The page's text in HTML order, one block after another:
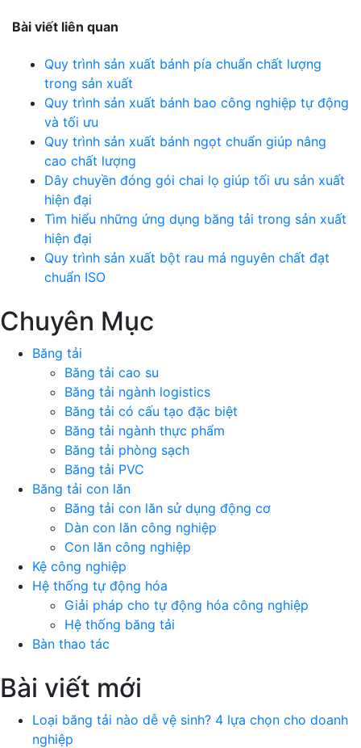
Bài viết liên quan
Quy trình sản xuất bánh pía chuẩn chất lượng
trong sản xuất
Quy trình sản xuất bánh bao công nghiệp tự động
và tối ưu
Quy trình sản xuất bánh ngọt chuẩn giúp nâng
cao chất lượng
Dây chuyền đóng gói chai lọ giúp tối ưu sản xuất
hiện đại
Tìm hiểu những ứng dụng băng tải trong sản xuất
hiện đại
Quy trình sản xuất bột rau má nguyên chất đạt
chuẩn ISO
Chuyên Mục
Băng tải
Băng tải cao su
Băng tải ngành logistics
Băng tải có cấu tạo đặc biệt
Băng tải ngành thực phẩm
Băng tải phòng sạch
Băng tải PVC
Băng tải con lăn
Băng tải con lăn sử dụng động cơ
Dàn con lăn công nghiệp
Con lăn công nghiệp
Kệ công nghiệp
Hệ thống tự động hóa
Giải pháp cho tự động hóa công nghiệp
Hệ thống băng tải
Bàn thao tác
Bài viết mới
Loại băng tải nào dễ vệ sinh? 4 lựa chọn cho doanh
nghiệp